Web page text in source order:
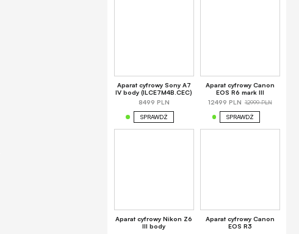
Aparat cyfrowy Sony A7
IV body (ILCE7M4B.CEC)
8499 PLN
SPRAWDŹ
Aparat cyfrowy Canon
EOS R6 mark III
12499 PLN 12999 PLN
SPRAWDŹ
Aparat cyfrowy Nikon Z6
III body
Aparat cyfrowy Canon
EOS R3